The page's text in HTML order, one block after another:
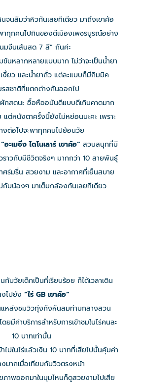
จนลืมว่าหิวกันเลยทีเดียว มาถึงเขาค้อ
าทุกคนไปกินของดีเมืองเพชรบูรณ์อย่าง
มจีนเส้นสด 7 สี” กันค่ะ
ข้นหลากหลายแบบมาก ไม่ว่าจะเป็นน้ำยา
งี้ยว และน้ำยาถั่ว แต่ละแบบก็มีกิมมิค
สชาติที่แตกต่างกันออกไป
กสดนะ อื้อหืออมันดีแบบดีเกินคาดมาก
ต่หนังตาครั้งนี้ยังไม่หย่อนนะคะ เพราะ
งต่อไปจะพาทุกคนไปย้อนวัย
“อะเมซิ่ง ไดโนเสาร์ เขาค้อ” สวนสนุกที่มี
วราวกับมีชีวิตจริงๆ มากกว่า 10 สายพันธุ์
ศร่มรื่น สวยงาม และอากาศที่เย็นสบาย
ปกับน้องๆ มาเต็มกล้องกันเลยทีเดียว
บวัยเด็กเป็นที่เรียบร้อย ก็ได้เวลาเดิน
งไปยัง “ไร่ GB เขาค้อ”
หล่งชมวิวทุ่งกังหันลมท่ามกลางสวน
ยมีค่าบริการสำหรับการเข้าชมในไร่คนละ
10 บาทเท่านั้น
าไปในไร่แล้วเงิน 10 บาทที่เสียไปนั้นคุ้มค่า
งมากเมื่อเทียบกับวิวตรงหน้า
ภาพออกมาในมุมไหนก็ดูสวยงามไปเสีย